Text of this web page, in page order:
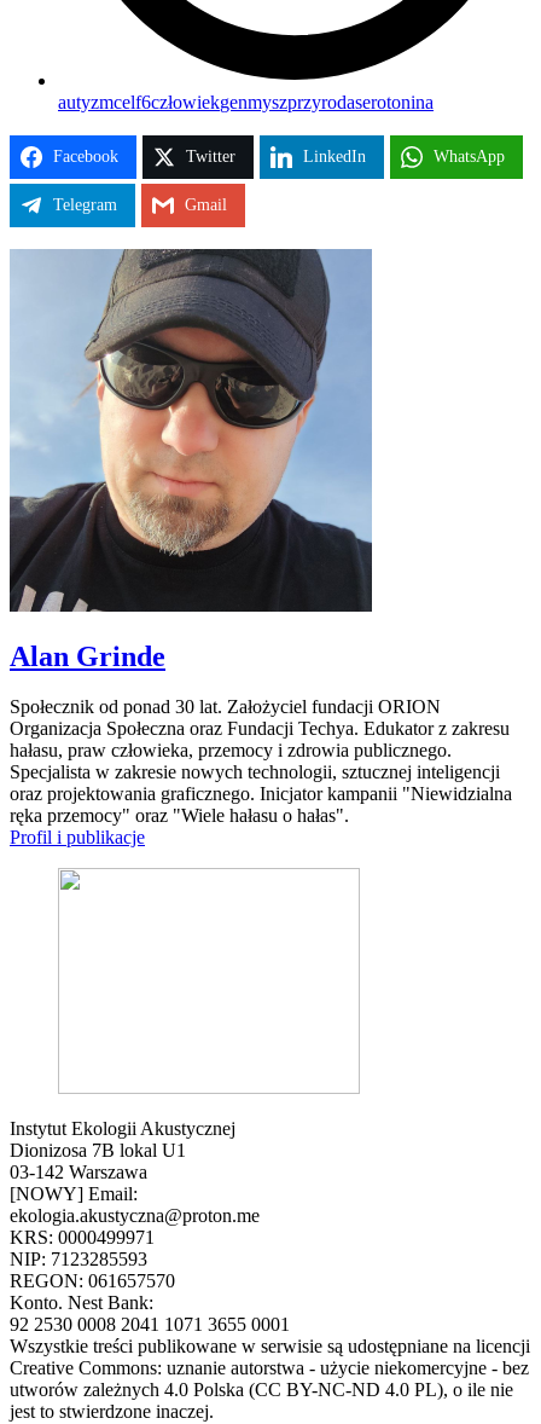
autyzmcelf6człowiekgenmyszprzyrodaserotonina
Facebook Twitter LinkedIn WhatsApp
Telegram Gmail
Alan Grinde
Społecznik od ponad 30 lat. Założyciel fundacji ORION
Organizacja Społeczna oraz Fundacji Techya. Edukator z zakresu
hałasu, praw człowieka, przemocy i zdrowia publicznego.
Specjalista w zakresie nowych technologii, sztucznej inteligencji
oraz projektowania graficznego. Inicjator kampanii "Niewidzialna
ręka przemocy" oraz "Wiele hałasu o hałas".
Profil i publikacje
Instytut Ekologii Akustycznej
Dionizosa 7B lokal U1
03-142 Warszawa
[NOWY] Email:
ekologia.akustyczna@proton.me
KRS: 0000499971
NIP: 7123285593
REGON: 061657570
Konto. Nest Bank:
92 2530 0008 2041 1071 3655 0001
Wszystkie treści publikowane w serwisie są udostępniane na licencji
Creative Commons: uznanie autorstwa - użycie niekomercyjne - bez
utworów zależnych 4.0 Polska (CC BY-NC-ND 4.0 PL), o ile nie
jest to stwierdzone inaczej.